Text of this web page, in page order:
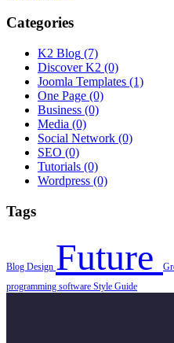
Categories
K2 Blog (7)
Discover K2 (0)
Joomla Templates (1)
One Page (0)
Business (0)
Media (0)
Social Network (0)
SEO (0)
Tutorials (0)
Wordpress (0)
Tags
Blog Design Future
programming software Style Guide